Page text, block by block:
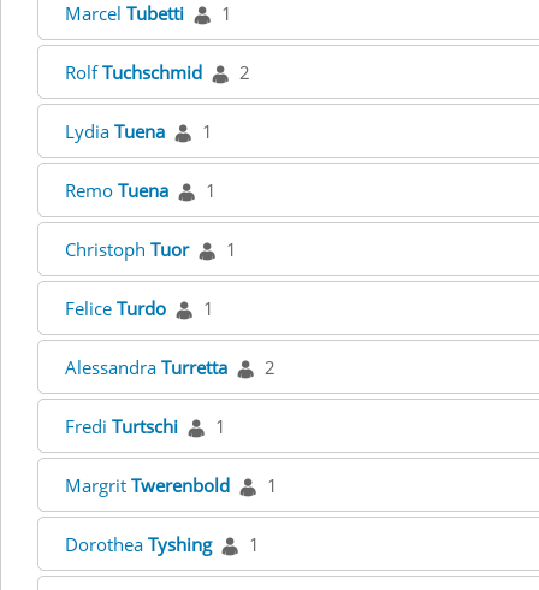
Marcel Tubetti 1
RolfTuchschmid 2
Lydia Tuena 1
Remo Tuena 1
Christoph Tuor 1
Felice Turdo 1
Alessandra Turretta 2
Fredi Turtschi 1
Margrit Twerenbold 1
Dorothea Tyshing 1